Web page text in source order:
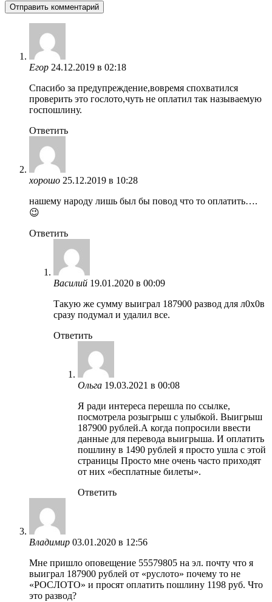
Егор 24.12.2019 в 02:18
Спасибо за предупреждение,вовремя спохватился
проверить это гослото,чуть не оплатил так называемую
госпошлину.
Ответить
хорошо 25.12.2019 в 10:28
нашему народу лишь был бы повод что то оплатить….
😉
Ответить
Василий 19.01.2020 в 00:09
Такую же сумму выиграл 187900 развод для л0х0в
сразу подумал и удалил все.
Ответить
Ольга 19.03.2021 в 00:08
Я ради интереса перешла по ссылке,
посмотрела розыгрыш с улыбкой. Выигрыш
187900 рублей.А когда попросили ввести
данные для перевода выигрыша. И оплатить
пошлину в 1490 рублей я просто ушла с этой
страницы Просто мне очень часто приходят
от них «бесплатные билеты».
Ответить
Владимир 03.01.2020 в 12:56
Мне пришло оповещение 55579805 на эл. почту что я
выиграл 187900 рублей от «руслото» почему то не
«РОСЛОТО» и просят оплатить пошлину 1198 руб. Что
это развод?